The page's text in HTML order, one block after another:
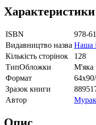
Характеристики
ISBN
978-
Видавництво назва Наша
Кількість сторінок
128
ТипОбложки
М'яка
Формат
Зразок книги
Автор
Опис